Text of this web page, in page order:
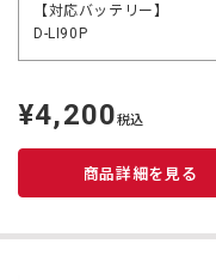
【対応バッテリー】
D-LI90P
定
価
¥4,200税込
商品詳細を見る